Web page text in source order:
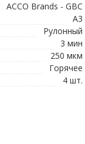
ACCO Brands - GBC
A3
Рулонный
3 мин
250 мкм
Горячее
4 шт.